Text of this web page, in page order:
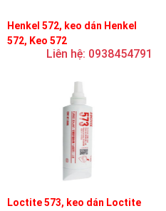
Henkel 572, keo dán Henkel
572, Keo 572
Liên hệ: 0938454791
Loctite 573, keo dán Loctite